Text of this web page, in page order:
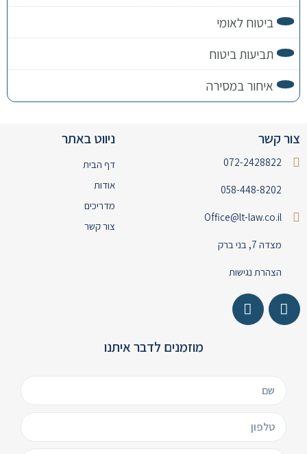
ביטוח לאומי
תביעות ביטוח
איחור במסירה
צור קשר
072-2428822
058-448-8202
Office@lt-law.co.il
מצדה 7, בני ברק
הצהרת נגישות
ניווט באתר
דף הבית
אודות
מדריכים
צור קשר
מוזמנים לדבר איתנו